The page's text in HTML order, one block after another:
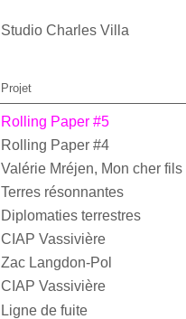
Studio Charles Villa
Projet
Rolling Paper #5
Rolling Paper #4
Valérie Mréjen, Mon cher fils
Terres résonnantes
Diplomaties terrestres
CIAP Vassivière
Zac Langdon-Pol
CIAP Vassivière
Ligne de fuite